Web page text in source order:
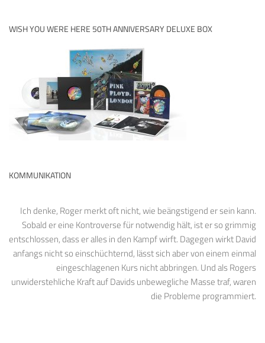
WISH YOU WERE HERE 50TH ANNIVERSARY DELUXE BOX
KOMMUNIKATION
Ich denke, Roger merkt oft nicht, wie beängstigend er sein kann.
Sobald er eine Kontroverse für notwendig hält, ist er so grimmig
entschlossen, dass er alles in den Kampf wirft. Dagegen wirkt David
anfangs nicht so einschüchternd, lässt sich aber von einem einmal
eingeschlagenen Kurs nicht abbringen. Und als Rogers
unwiderstehliche Kraft auf Davids unbewegliche Masse traf, waren
die Probleme programmiert.